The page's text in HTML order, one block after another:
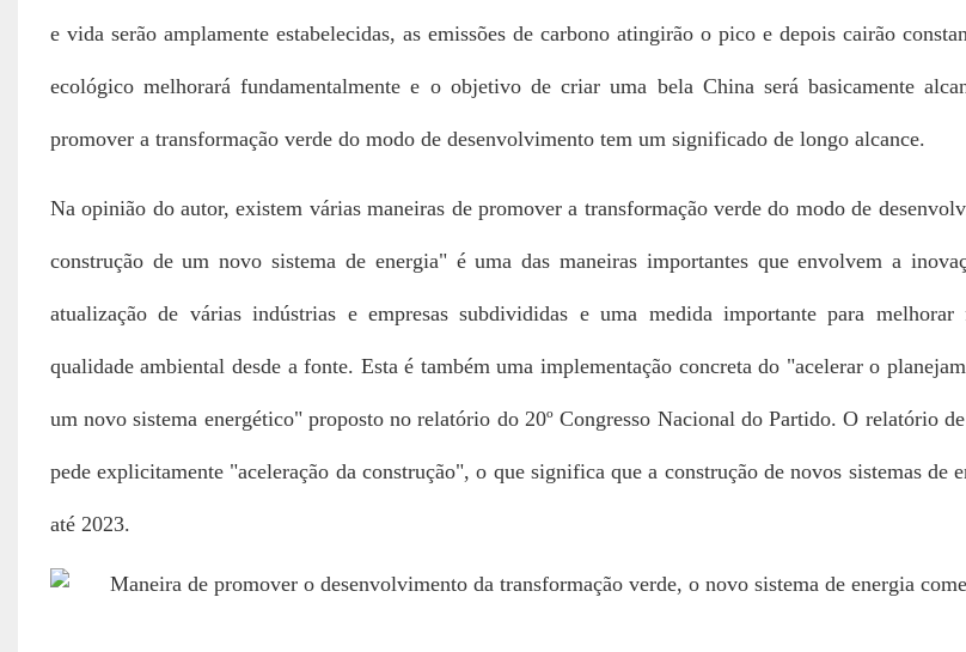
e vida serão amplamente estabelecidas, as emissões de carbono atingirão o pico e depois cairão
ecológico melhorará fundamentalmente e o objetivo de criar uma bela China será basicamente
promover a transformação verde do modo de desenvolvimento tem um significado de longo alcance.
Na opinião do autor, existem várias maneiras de promover a transformação verde do modo de
construção de um novo sistema de energia" é uma das maneiras importantes que envolvem a
atualização de várias indústrias e empresas subdivididas e uma medida importante para melhorar
qualidade ambiental desde a fonte. Esta é também uma implementação concreta do "acelerar o
um novo sistema energético" proposto no relatório do 20º Congresso Nacional do Partido. O relatório
pede explicitamente "aceleração da construção", o que significa que a construção de novos sistemas de
até 2023.